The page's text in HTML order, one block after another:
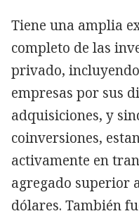
Tiene una amplia
completo de las
privado,
empresas por sus
adquisiciones, y
coinversiones,
activamente en
agregado superior
dólares. También